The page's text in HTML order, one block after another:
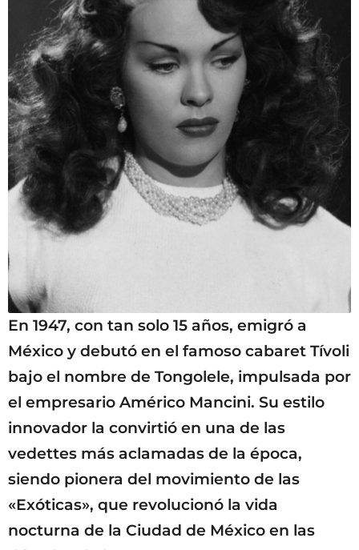
En 1947, con tan solo 15 años, emigró a
México y debutó en el famoso cabaret Tívoli
bajo el nombre de Tongolele, impulsada por
el empresario Américo Mancini. Su estilo
innovador la convirtió en una de las
vedettes más aclamadas de la época,
siendo pionera del movimiento de las
«Exóticas», que revolucionó la vida
nocturna de la Ciudad de México en las